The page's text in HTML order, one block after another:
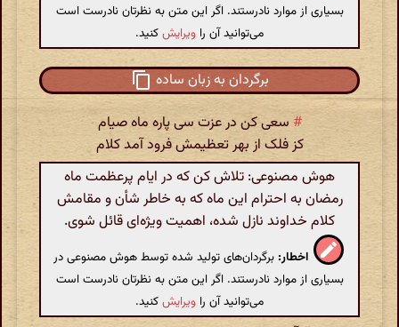
بسیاری از موارد نادرستند. اگر این متن به نظرتان نادرست است
می‌توانید آن را ویرایشکنید.
برگردان به زبان ساده
# سعی کن در عزت سی پاره ماه صیام
کز فلک از بهر تعظیمش فرود آمد کلام
هوش مصنوعی: تلاش کن که در ایام پرعظمت ماه
رمضان به احترام این ماه که به خاطر شأن و مقامش
کلام خداوند نازل شده، اهمیت ویژه‌ای قائل شوی.
اخطار: برگردان‌های تولید شده توسط هوش مصنوعی در
بسیاری از موارد نادرستند. اگر این متن به نظرتان نادرست است
می‌توانید آن را ویرایشکنید.